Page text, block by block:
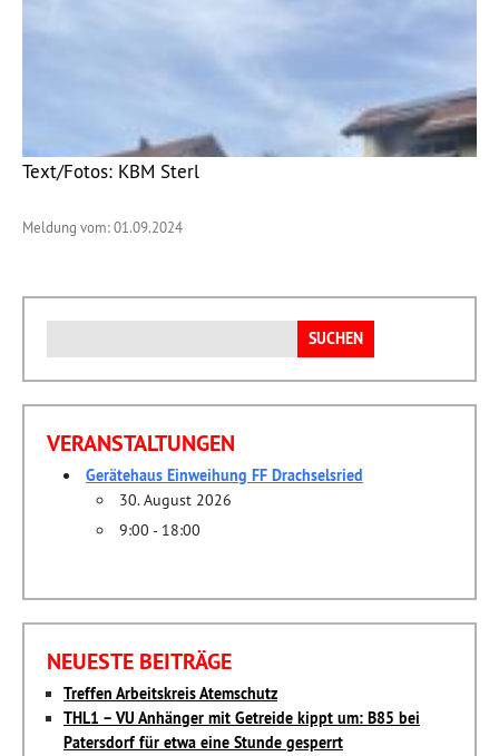
Text/Fotos: KBM Sterl
Meldung vom: 01.09.2024
nach:
VERANSTALTUNGEN
Gerätehaus Einweihung FF Drachselsried
30. August 2026
9:00 - 18:00
NEUESTE BEITRÄGE
Treffen Arbeitskreis Atemschutz
THL1 – VU Anhänger mit Getreide kippt um: B85 bei
Patersdorf für etwa eine Stunde gesperrt